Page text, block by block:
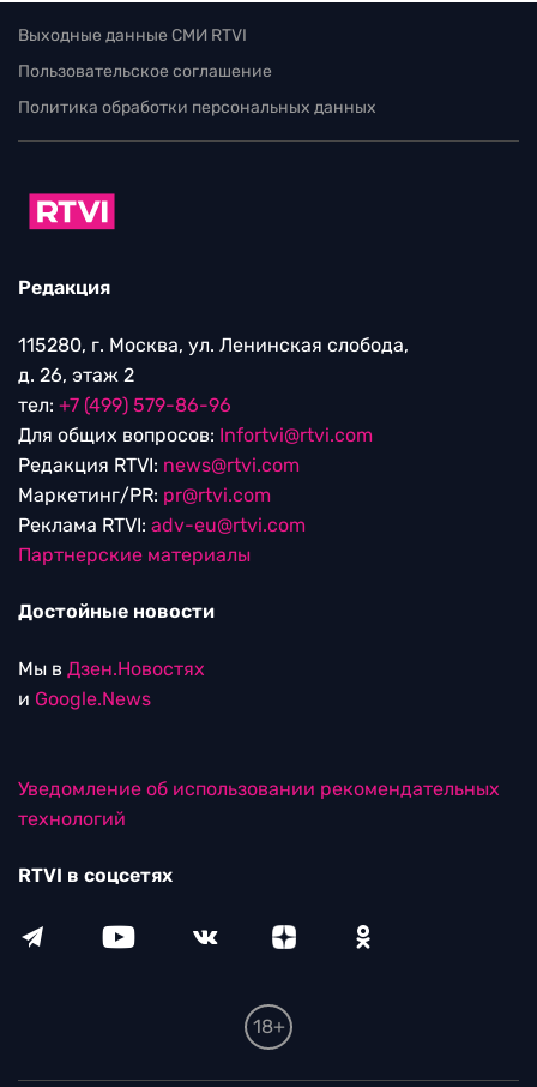
Выходные данные СМИ RTVI
Пользовательское соглашение
Политика обработки персональных данных
Редакция
115280, г. Москва, ул. Ленинская слобода,
д. 26, этаж 2
тел: +7 (499) 579-86-96
Для общих вопросов: Infortvi@rtvi.com
Редакция RTVI: news@rtvi.com
Маркетинг/PR: pr@rtvi.com
Реклама RTVI: adv-eu@rtvi.com
Партнерские материалы
Достойные новости
Мы в Дзен.Новостях
и Google.News
Уведомление об использовании рекомендательных
технологий
RTVI в соцсетях
18+